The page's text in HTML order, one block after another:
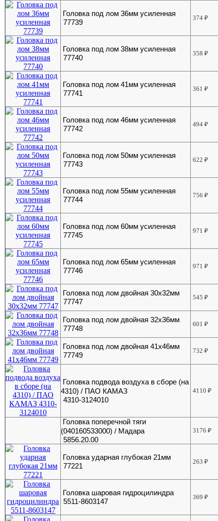
Головка под лом 36мм усиленная
77739
374₽
Головка под лом 38мм усиленная
77740
358₽
Головка под лом 41мм усиленная
77741
361₽
Головка под лом 46мм усиленная
77742
494₽
Головка под лом 50мм усиленная
77743
622₽
Головка под лом 55мм усиленная
77744
756₽
Головка под лом 60мм усиленная
77745
971₽
Головка под лом 65мм усиленная
77746
971₽
Головка под лом двойная 30х32мм
77747
545₽
Головка под лом двойная 32х36мм
77748
601₽
Головка под лом двойная 41х46мм
77749
732₽
Головка подвода воздуха в сборе (на
4310) / ПАО КАМАЗ
4310-3124010
4110₽
Головка поперечной тяги
(040160533000) / Мадара
5856.20.00
3176₽
Головка ударная глубокая 21мм
77221
263₽
Головка шаровая гидроцилиндра
5511-8603147
369₽